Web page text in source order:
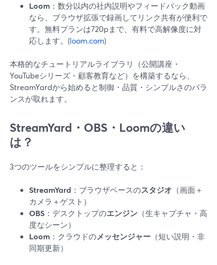
Loom ：数分以内の社内説明やフィードバック動画
なら、ブラウザ拡張で録画してリンク共有が便利で
す。無料プランは720pまで、有料で高解像度に対
応します。(loom.com)
本格的なチュートリアルライブラリ（公開講座・
YouTubeシリーズ・顧客教育など）を構築するなら、
StreamYardから始めると制御・品質・シンプルさのバラ
ンスが取れます。
StreamYard・OBS・Loomの違い
は？
3つのツールをシンプルに整理すると：
StreamYard ：ブラウザベースのスタジオ （画面＋
カメラ＋ゲスト）
OBS ：デスクトップのエンジン （生キャプチャ・高
度なシーン）
Loom ：クラウドのメッセンジャー （短い説明・非
同期更新）